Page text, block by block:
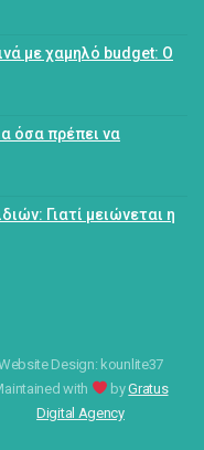
με χαμηλό budget: Ο
όσα πρέπει να
Γιατί μειώνεται η
Design: kounlite37
with
byGratus
Digital Agency